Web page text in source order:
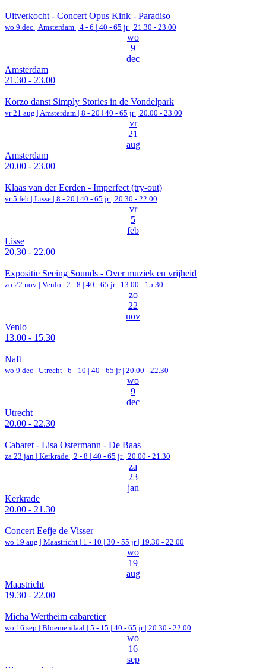
Uitverkocht - Concert Opus Kink - Paradiso
wo 9 dec | Amsterdam | 4 - 6 | 40 - 65 jr | 21.30 - 23.00
wo
9
dec
Amsterdam
21.30 - 23.00
Korzo danst Simply Stories in de Vondelpark
vr 21 aug | Amsterdam | 8 - 20 | 40 - 65 jr | 20.00 - 23.00
vr
21
aug
Amsterdam
20.00 - 23.00
Klaas van der Eerden - Imperfect (try-out)
vr 5 feb | Lisse | 8 - 20 | 40 - 65 jr | 20.30 - 22.00
vr
5
feb
Lisse
20.30 - 22.00
Expositie Seeing Sounds - Over muziek en vrijheid
zo 22 nov | Venlo | 2 - 8 | 40 - 65 jr | 13.00 - 15.30
zo
22
nov
Venlo
13.00 - 15.30
Naft
wo 9 dec | Utrecht | 6 - 10 | 40 - 65 jr | 20.00 - 22.30
wo
9
dec
Utrecht
20.00 - 22.30
Cabaret - Lisa Ostermann - De Baas
za 23 jan | Kerkrade | 2 - 8 | 40 - 65 jr | 20.00 - 21.30
za
23
jan
Kerkrade
20.00 - 21.30
Concert Eefje de Visser
wo 19 aug | Maastricht | 1 - 10 | 30 - 55 jr | 19.30 - 22.00
wo
19
aug
Maastricht
19.30 - 22.00
Micha Wertheim cabaretier
wo 16 sep | Bloemendaal | 5 - 15 | 40 - 65 jr | 20.30 - 22.00
wo
16
sep